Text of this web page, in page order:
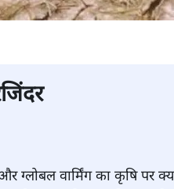
ग्लोबल वार्मिंग का कृषि